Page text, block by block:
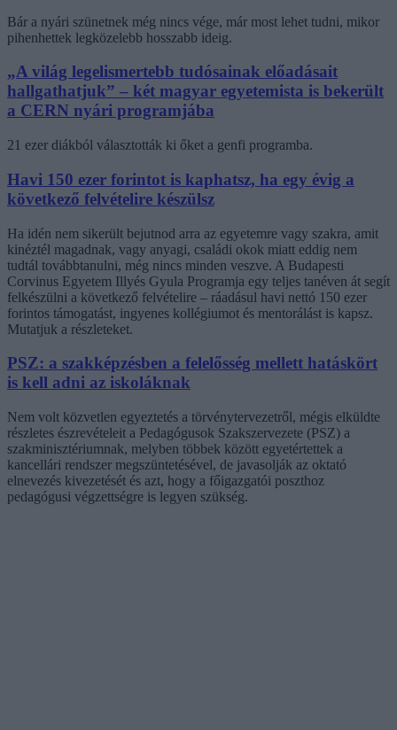
Bár a nyári szünetnek még nincs vége, már most lehet tudni, mikor
pihenhettek legközelebb hosszabb ideig.
„A világ legelismertebb tudósainak előadásait
hallgathatjuk” – két magyar egyetemista is bekerült
a CERN nyári programjába
21 ezer diákból választották ki őket a genfi programba.
Havi 150 ezer forintot is kaphatsz, ha egy évig a
következő felvételire készülsz
Ha idén nem sikerült bejutnod arra az egyetemre vagy szakra, amit
kinéztél magadnak, vagy anyagi, családi okok miatt eddig nem
tudtál továbbtanulni, még nincs minden veszve. A Budapesti
Corvinus Egyetem Illyés Gyula Programja egy teljes tanéven át segít
felkészülni a következő felvételire – ráadásul havi nettó 150 ezer
forintos támogatást, ingyenes kollégiumot és mentorálást is kapsz.
Mutatjuk a részleteket.
PSZ: a szakképzésben a felelősség mellett hatáskört
is kell adni az iskoláknak
Nem volt közvetlen egyeztetés a törvénytervezetről, mégis elküldte
részletes észrevételeit a Pedagógusok Szakszervezete (PSZ) a
szakminisztériumnak, melyben többek között egyetértettek a
kancellári rendszer megszüntetésével, de javasolják az oktató
elnevezés kivezetését és azt, hogy a főigazgatói poszthoz
pedagógusi végzettségre is legyen szükség.